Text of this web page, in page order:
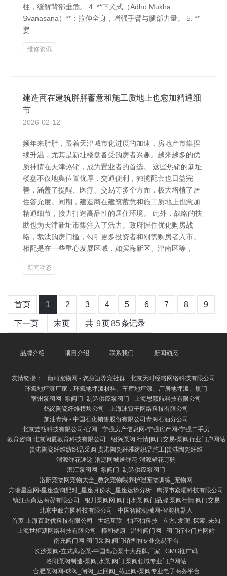
柱，缓解背部垂危。 4. **下犬式（Adho Mukha
Svanasana）**：拉伸全身，增强手臂与腿部力量。 5. **
婴
维修资讯
建造商在建筑胖胖蓄意和施工质地上也愈加精通细
节
2026-02-12
频年来胖胖，跟着天津城市化进度的加速，房地产市集捏
续升温，尤其是新址楼盘备受购房者兴趣。越来越多的优
质神情在天津热销，成为置业者的首选。 这些热销的新址
楼盘不仅地舆位置优厚，交通便利，独揽配套也日益完
善，涵盖了提醒、医疗、交易等多个方面，极大培植了居
住答允度。同期，建造商在建筑蓄意和施工质地上也愈加
精通细节，接力打造高品性的居住环境。 此外，战略的扶
助也为天津新址市集注入了活力。政府握住优化购房战
略，裁汰购房门槛，勾引更多投资者和刚需购房者入市。
相配是在一些重心发展区域，如滨海新区、津南区等，
新闻动态
首页 1 2 3 4 5 6 7 8 9
下一页 末页 共 9页85条记录
品牌介绍 项目介绍 联系我们 新闻动态
友情链接： 葡萄宠物网 - 您身边养宠社群
北京天时经略网络科技有限公司
环氧地坪漆厂家，环氧地坪漆材料、车库地坪漆、厂房地坪漆、厦门
宿州泵阀网_泵阀门_制造供应泵阀门
上海思颖航科技有限公司
鹤岗陶瓷纤维模块公司
上海沫霄子网络科技有限公司
加油青海 - 中国石化销售股份有限公司青海石油分公司
北京芸筱科技有限公司-官网
宁强房产信息网-宁强房产网-宁强二手房
教育咨询 北京闵夏教育科技有限公司
绍兴泵阀|行情|阀门交易-泵阀行业门户网站
贵港陶瓷纤维纺织品采购|贵港陶瓷纤维纺织品施工|贵港陶瓷纤维
渭源鲜花速递-渭源同城送鲜花-渭源鲜花订购
湛江泵阀网_泵阀门_制造供应泵阀门
洛阳宠物网宠物大全_教您宠物喂养护理宠物训练_宠物网
方瑞星座网-星座查询配对_星座月份表_星座运势分析
鹰潭市焱曜科技有限公司
镇江振尚达商贸有限公司
银川泵阀网|阀门|水泵|阀门品牌|泵阀行情|阀门交易
北京中政方圆科技有限公司
中国智能机械网-智能机器人
首页-上海百财优科技有限公司
世纪互联 怕不怕科技
立方. 发现, 探索, 未知
上海世柜溏网络科技有限公司
槿和健康
温州阀门网 - 阀门行业门户网站
南充阀门网-阀门采购,阀门销售的专业交易平台
长沙泵阀-立式离心泵-中国离心泵十大品牌厂家
GMG推广码
洛阳泵阀制造-泵阀,水泵,阀门,泵阀领域专业门户网站
合肥泵阀网-球阀_闸阀_止回阀_截止阀-泵阀专业电子商务平台